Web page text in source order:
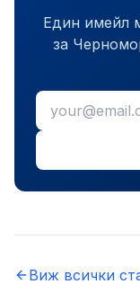
Един имейл
за
Виж всички